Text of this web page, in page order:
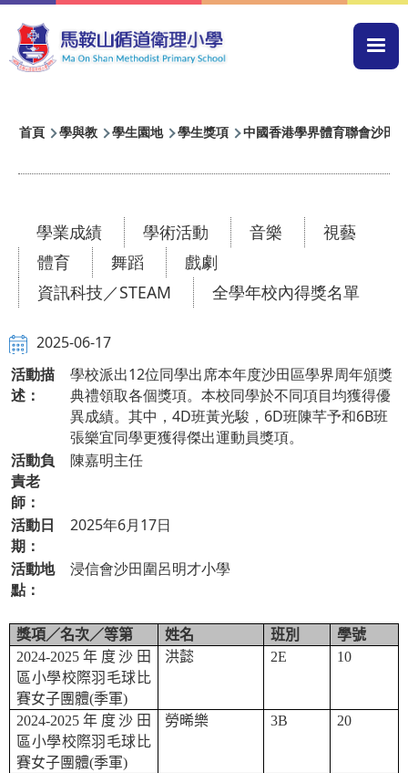
移至主內容
導
連
首頁 學與教 學生園地 學生獎項 中國香港學界體育聯會沙田
學業成績 學術活動 音樂
視藝
體育
舞蹈
戲劇
資訊科技／STEAM
全學年校內得獎名單
2025-06-17
活動描
述：
學校派出12位同學出席本年度沙田區學界周年頒獎
典禮領取各個獎項。本校同學於不同項目均獲得優
異成績。其中，4D班黃光駿，6D班陳芊予和6B班
張樂宜同學更獲得傑出運動員獎項。
活動負
責老
師：
陳嘉明主任
活動日
期：
2025年6月17日
活動地
點：
浸信會沙田圍呂明才小學
獎項／名次／等第 姓名 班別 學號
2024-2025 年度沙田
區小學校際羽毛球比
賽女子團體(季軍)
洪懿 2E 10
2024-2025 年度沙田
區小學校際羽毛球比
賽女子團體(季軍)
勞晞樂 3B 20